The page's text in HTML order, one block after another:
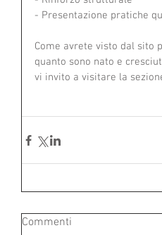
- Presentazione pratiche
Come avrete visto dal sito
quanto sono nato e
vi invito a visitare la
Commenti